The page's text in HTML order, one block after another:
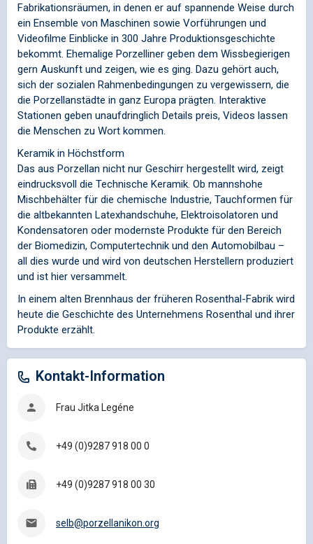
Fabrikationsräumen, in denen er auf spannende Weise durch
ein Ensemble von Maschinen sowie Vorführungen und
Videofilme Einblicke in 300 Jahre Produktionsgeschichte
bekommt. Ehemalige Porzelliner geben dem Wissbegierigen
gern Auskunft und zeigen, wie es ging. Dazu gehört auch,
sich der sozialen Rahmenbedingungen zu vergewissern, die
die Porzellanstädte in ganz Europa prägten. Interaktive
Stationen geben unaufdringlich Details preis, Videos lassen
die Menschen zu Wort kommen.
Keramik in Höchstform
Das aus Porzellan nicht nur Geschirr hergestellt wird, zeigt
eindrucksvoll die Technische Keramik. Ob mannshohe
Mischbehälter für die chemische Industrie, Tauchformen für
die altbekannten Latexhandschuhe, Elektroisolatoren und
Kondensatoren oder modernste Produkte für den Bereich
der Biomedizin, Computertechnik und den Automobilbau –
all dies wurde und wird von deutschen Herstellern produziert
und ist hier versammelt.
In einem alten Brennhaus der früheren Rosenthal-Fabrik wird
heute die Geschichte des Unternehmens Rosenthal und ihrer
Produkte erzählt.
Kontakt-Information
Frau Jitka Legéne
+49 (0)9287 918 00 0
+49 (0)9287 918 00 30
selb@porzellanikon.org